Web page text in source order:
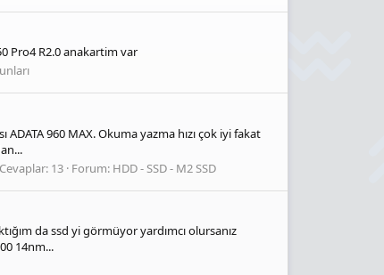
Pro4 R2.0 anakartim var
960 MAX. Okuma yazma hızı çok iyi fakat
Cevaplar: 13 Forum: HDD - SSD - M2 SSD
da ssd yi görmüyor yardımcı olursanız
14nm...